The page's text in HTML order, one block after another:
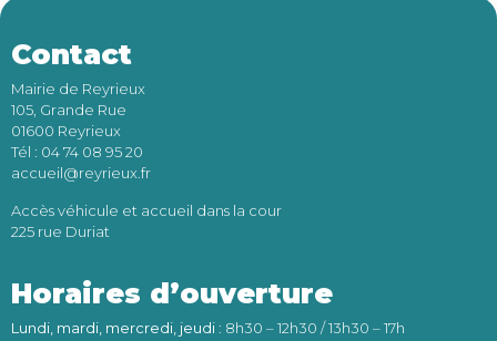
Contact
Mairie de Reyrieux
105, Grande Rue
01600 Reyrieux
Tél : 04 74 08 95 20
accueil@reyrieux.fr
Accès véhicule et accueil dans la cour
225 rue Duriat
Horaires d’ouverture
Lundi, mardi, mercredi, jeudi: 8h30 – 12h30 / 13h30 – 17h